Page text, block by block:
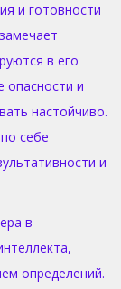
и готовности
в его
опасности и
настойчиво.
себе
и
в
определений.